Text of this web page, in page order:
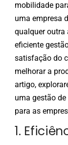
mobilidade
uma empresa
qualquer outra
eficiente
satisfação do
melhorar a
artigo,
uma gestão
para as
1.